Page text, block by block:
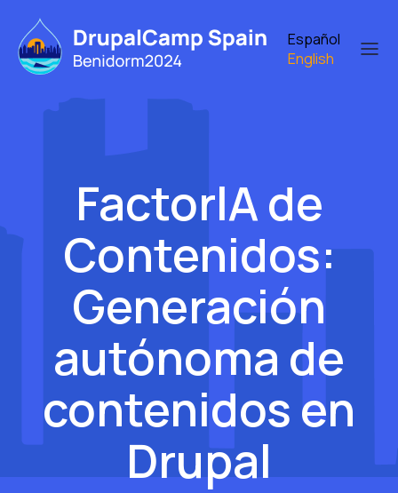
main
content
Español
English
FactorIA de
Contenidos:
Generación
autónoma de
contenidos en
Drupal